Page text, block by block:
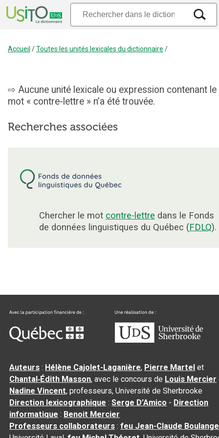
Accueil /Toutes les unités lexicales du dictionnaire /
Aucune unité lexicale ou expression contenant le
mot « contre-lettre » n’a été trouvée.
Recherches associées
Chercher le mot contre-lettre dans le Fonds
de données linguistiques du Québec (FDLQ).
Auteurs : Hélène Cajolet-Laganière, Pierre Martel et
Chantal‑Édith Masson, avec le concours de Louis Mercier
Nadine Vincent, professeurs, Université de Sherbrooke
Direction lexicographique :Serge D’Amico - Direction
informatique : Benoit Mercier
Professeurs collaborateurs :feu Jean-Claude